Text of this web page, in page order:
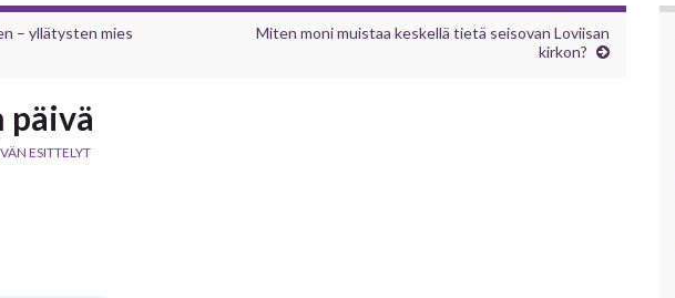
– yllätysten mies
Miten moni muistaa keskellä tietä seisovan Loviisan
kirkon?
päivä
ESITTELYT